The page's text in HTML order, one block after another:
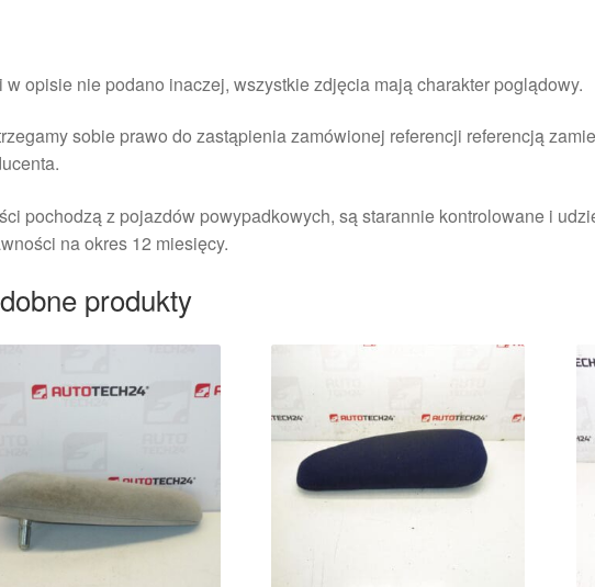
w opisie nie podano inaczej, wszystkie zdjęcia mają charakter poglądowy.
sobie prawo do zastąpienia zamówionej referencji referencją
pochodzą z pojazdów powypadkowych, są starannie kontrolowane i
na okres 12 miesięcy.
produkty